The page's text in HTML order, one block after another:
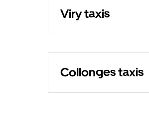
Viry taxis
Collonges taxis